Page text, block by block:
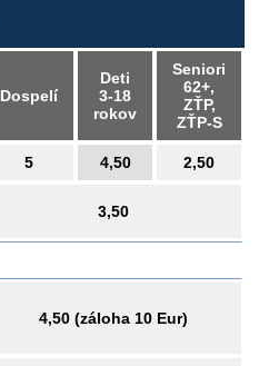
Dospelí
Deti
3-18
rokov
Seniori
62+,
ZŤP,
ZŤP-S
5 4,50 2,50
3,50
4,50 (záloha 10 Eur)